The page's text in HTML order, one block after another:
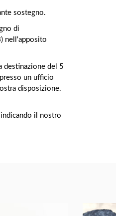
sostegno.
di
) nell'apposito
destinazione del 5
un ufficio
disposizione.
il nostro